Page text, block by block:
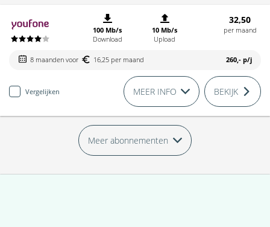
100 Mb/s
Download
10 Mb/s
Upload
32,50
per maand
8 maanden voor 16,25 per maand 260,- p/j
Vergelijken MEER INFO BEKIJK
Meer abonnementen